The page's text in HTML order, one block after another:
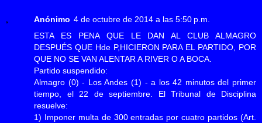
Anónimo 4 de octubre de 2014 a las 5:50 p.m.
ESTA ES PENA QUE LE DAN AL CLUB ALMAGRO
DESPUÉS QUE Hde P,HICIERON PARA EL PARTIDO, POR
QUE NO SE VAN ALENTAR A RIVER O A BOCA.
Partido suspendido:
Almagro (0) - Los Andes (1) - a los 42 minutos del primer
tiempo, el 22 de septiembre. El Tribunal de Disciplina
resuelve:
1) Imponer multa de 300 entradas por cuatro partidos (Art.